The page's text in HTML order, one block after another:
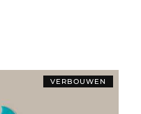
VERBOUWEN